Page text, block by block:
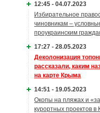
12:45 - 04.07.2023
Избирательное
чиновникам –
проукраинским
17:27 - 28.05.2023
Деколонизация
рассказали, каким
на карте Крыма
14:51 - 19.05.2023
Окопы на пляжах и
курортных проектов в